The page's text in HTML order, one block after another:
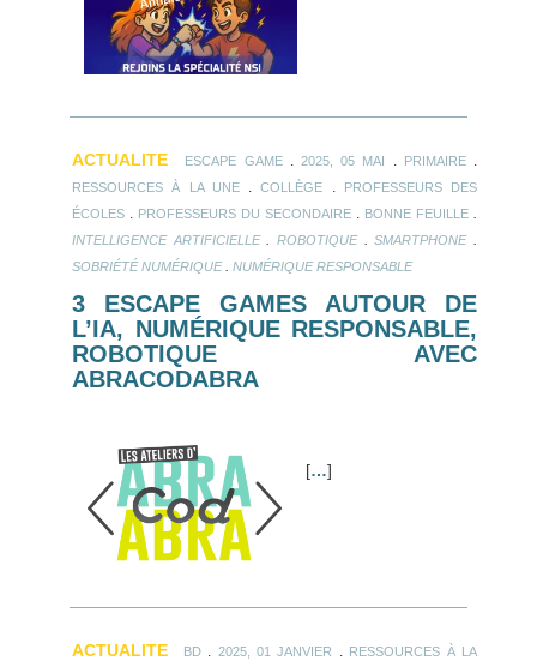
ACTUALITE ESCAPE GAME.2025, 05 MAI PRIMAIRE.
RESSOURCES À LA UNE.COLLÈGE
PROFESSEURS DES
ÉCOLES
PROFESSEURS DU SECONDAIRE BONNE FEUILLE
INTELLIGENCE ARTIFICIELLE.ROBOTIQUE.SMARTPHONE.
SOBRIÉTÉ NUMÉRIQUE. NUMÉRIQUE RESPONSABLE
3 ESCAPE GAMES AUTOUR DE
L’IA, NUMÉRIQUE RESPONSABLE,
ROBOTIQUE AVEC
ABRACODABRA
[…]
ACTUALITE BD. 2025, 01 JANVIER
RESSOURCES À LA